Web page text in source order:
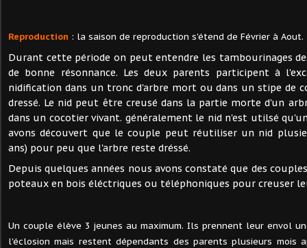
Reproduction : la saison de reproduction s'étend de Février à Aout.
Durant cette période on peut entendre les tambourinages
de bonne résonnance. Les deux parents participent à
nidification dans un tronc d'arbre mort ou dans un stipe de
dressé. Le nid peut être creusé dans la partie morte d'un
dans un cocotier vivant. généralement le nid n'est utilsé
avons découvert que le couple peut réutiliser un nid
ans) pour peu que l'arbre reste dréssé.
Depuis quelques années nous avons constaté que des
poteaux en bois éléctriques ou téléphoniques pour creuser
Un couple élève 3 jeunes au maximum. Ils prennent leur envol
l'éclosion mais restent dépendants des parents plusieurs mois